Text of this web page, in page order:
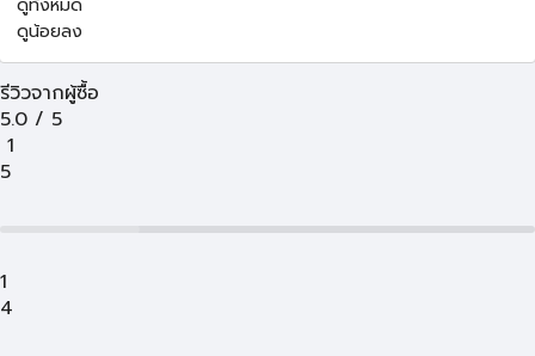
ดูทั้งหมด
ดูน้อยลง
รีวิวจากผู้ซื้อ
5.0 / 5
1
5
1
4